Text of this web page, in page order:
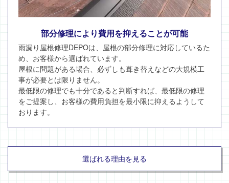
部分修理により費用を抑えることが可能
雨漏り屋根修理DEPOは、屋根の部分修理に対応しているた
め、お客様から選ばれています。
屋根に問題がある場合、必ずしも葺き替えなどの大規模工
事が必要とは限りません。
最低限の修理でも十分であると判断すれば、最低限の修理
をご提案し、お客様の費用負担を最小限に抑えるようして
おります。
選ばれる理由を見る